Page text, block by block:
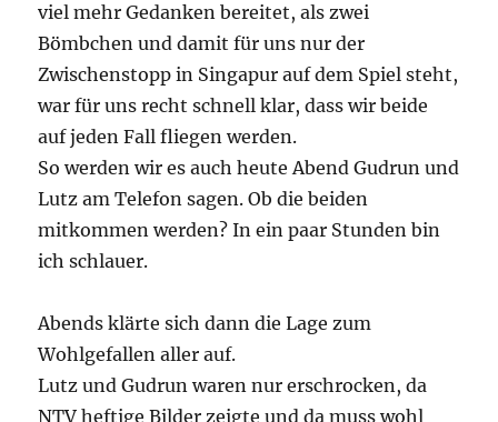
viel mehr Gedanken bereitet, als zwei
Bömbchen und damit für uns nur der
Zwischenstopp in Singapur auf dem Spiel steht,
war für uns recht schnell klar, dass wir beide
auf jeden Fall fliegen werden.
So werden wir es auch heute Abend Gudrun und
Lutz am Telefon sagen. Ob die beiden
mitkommen werden? In ein paar Stunden bin
ich schlauer.
Abends klärte sich dann die Lage zum
Wohlgefallen aller auf.
Lutz und Gudrun waren nur erschrocken, da
NTV heftige Bilder zeigte und da muss wohl